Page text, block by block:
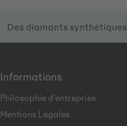
Des diamants synthétiques
Informations
Philosophie d'entreprise
Mentions Légales